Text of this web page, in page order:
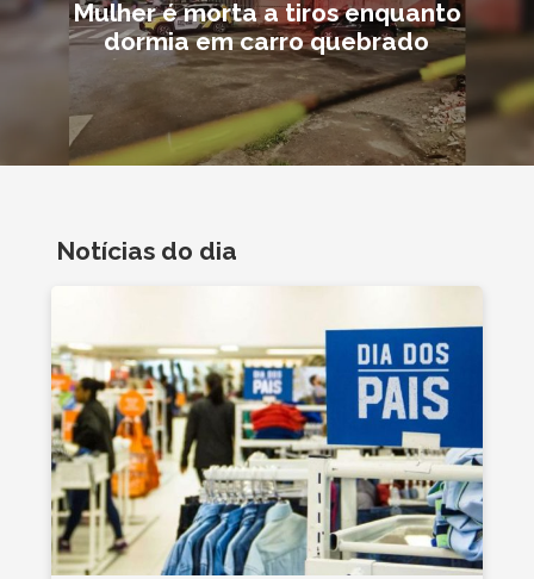
Mulher é morta a tiros enquanto
dormia em carro quebrado
Notícias do dia